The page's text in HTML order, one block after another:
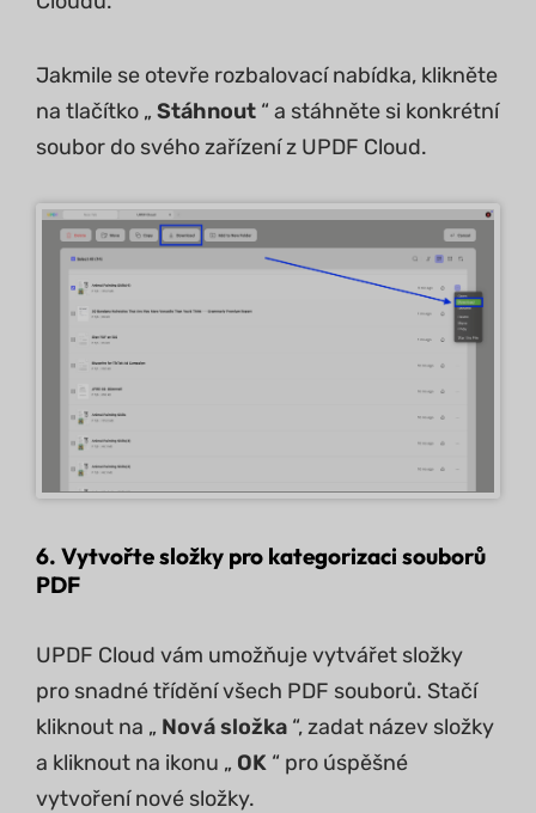
Jakmile se otevře rozbalovací nabídka, klikněte
na tlačítko „ Stáhnout “ a stáhněte si konkrétní
soubor do svého zařízení z UPDF Cloud.
6. Vytvořte složky pro kategorizaci souborů
PDF
UPDF Cloud vám umožňuje vytvářet složky
pro snadné třídění všech PDF souborů. Stačí
kliknout na „ Nová složka “, zadat název složky
a kliknout na ikonu „ OK “ pro úspěšné
vytvoření nové složky.